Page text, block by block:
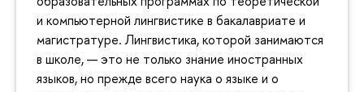
и компьютерной лингвистике в бакалавриате и
магистратуре. Лингвистика, которой занимаются
в школе, — это не только знание иностранных
языков, но прежде всего наука о языке и о